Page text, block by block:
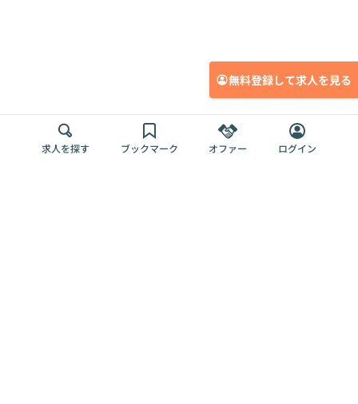
無料登録して求人を見る
求人を探す ブックマーク オファー ログイン